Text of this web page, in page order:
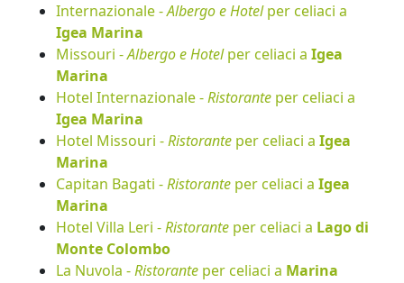
Internazionale -Albergo e Hotelper celiaci a
Igea Marina
Missouri -Albergo e Hotelper celiaci a Igea
Marina
Hotel Internazionale -Ristorante per celiaci a
Igea Marina
Hotel Missouri -Ristorante per celiaci a Igea
Marina
Capitan Bagati -Ristorante per celiaci a Igea
Marina
Hotel Villa Leri -Ristorante per celiaci a Lago di
Monte Colombo
La Nuvola -Ristorante per celiaci a Marina